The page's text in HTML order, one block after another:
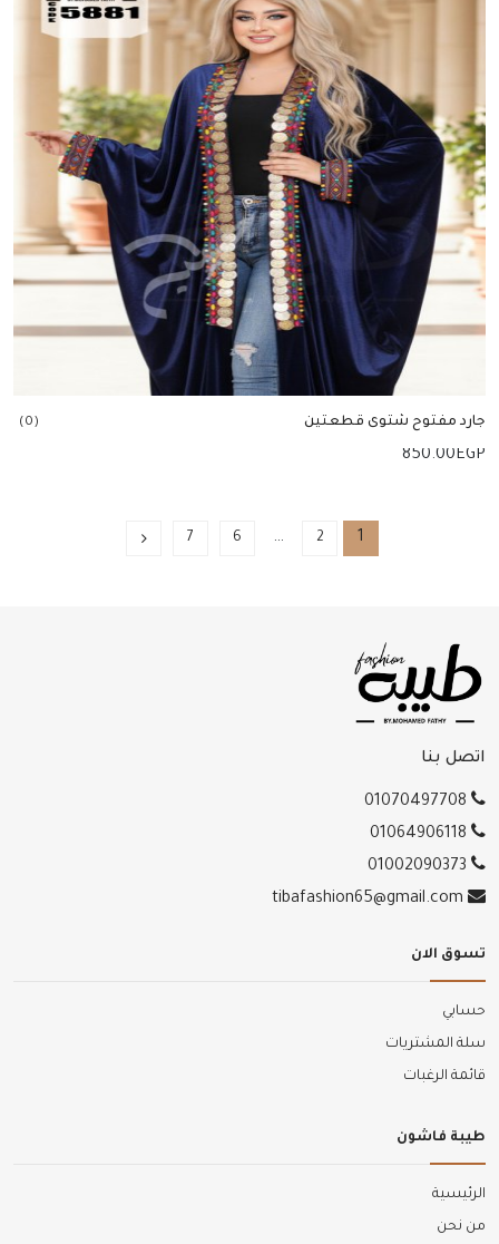
جارد مفتوح شتوى قطعتين (0)
850.00EGP
1
2
…
6
7
اتصل بنا
تسوق الان
حسابي
سلة المشتريات
قائمة الرغبات
طيبة فاشون
الرئيسية
من نحن